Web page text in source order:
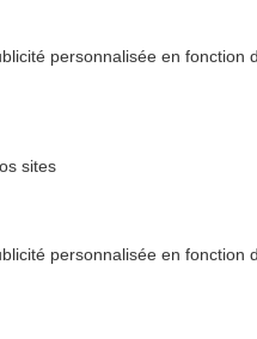
personnalisée en fonction
sites
personnalisée en fonction